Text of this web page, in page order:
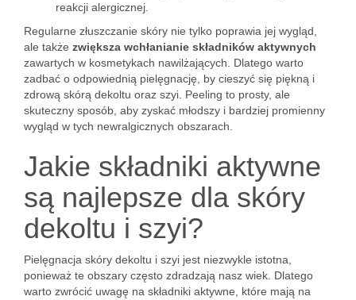
reakcji alergicznej.
Regularne złuszczanie skóry nie tylko poprawia jej wygląd,
ale także zwiększa wchłanianie składników aktywnych
zawartych w kosmetykach nawilżających. Dlatego warto
zadbać o odpowiednią pielęgnację, by cieszyć się piękną i
zdrową skórą dekoltu oraz szyi. Peeling to prosty, ale
skuteczny sposób, aby zyskać młodszy i bardziej promienny
wygląd w tych newralgicznych obszarach.
Jakie składniki aktywne
są najlepsze dla skóry
dekoltu i szyi?
Pielęgnacja skóry dekoltu i szyi jest niezwykle istotna,
ponieważ te obszary często zdradzają nasz wiek. Dlatego
warto zwrócić uwagę na składniki aktywne, które mają na